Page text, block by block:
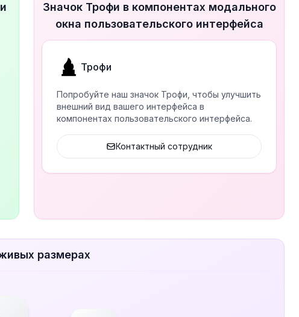
Значок Трофи в компонентах модального
окна пользовательского интерфейса
Трофи
Попробуйте наш значок Трофи, чтобы улучшить
внешний вид вашего интерфейса в
компонентах пользовательского интерфейса.
Контактный сотрудник
размерах